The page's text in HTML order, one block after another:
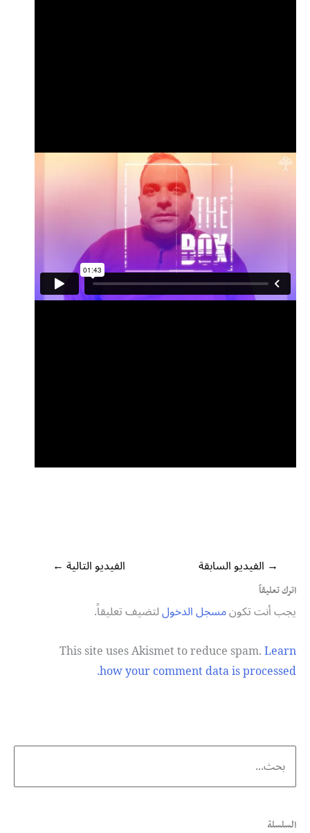
→ الفيديو السابقة الفيديو التالية ←
اترك تعليقاً
يجب أنت تكونمسجل الدخوللتضيف تعليقاً.
This site uses Akismet to reduce spam.Learn
how your comment data is processed.
Search
for:
السلسلة